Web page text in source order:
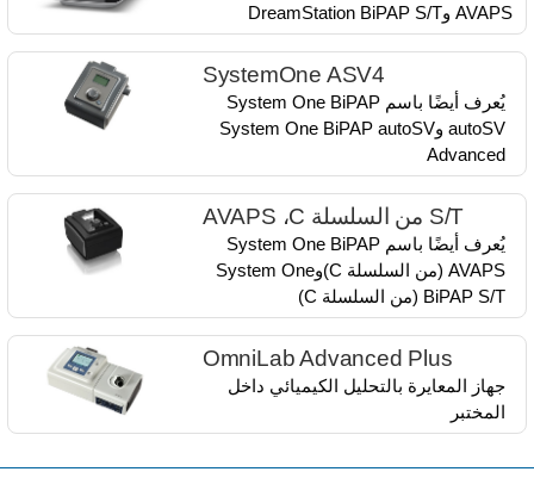
AVAPS وDreamStation BiPAP S/T
SystemOne ASV4
يُعرف أيضًا باسم System One BiPAP
autoSV وSystem One BiPAP autoSV
Advanced
S/T من السلسلة C، ‏AVAPS
يُعرف أيضًا باسم System One BiPAP
AVAPS (من السلسلة C)​وSystem One
BiPAP S/T (من السلسلة C)
OmniLab Advanced Plus
جهاز المعايرة بالتحليل الكيميائي داخل
المختبر